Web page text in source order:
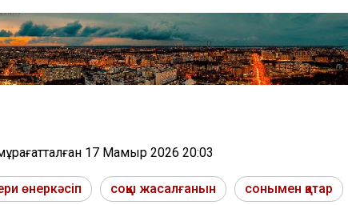
17 Мамыр 2026 20:03
өнеркәсіп соққы жасалғанын сонымен қатар